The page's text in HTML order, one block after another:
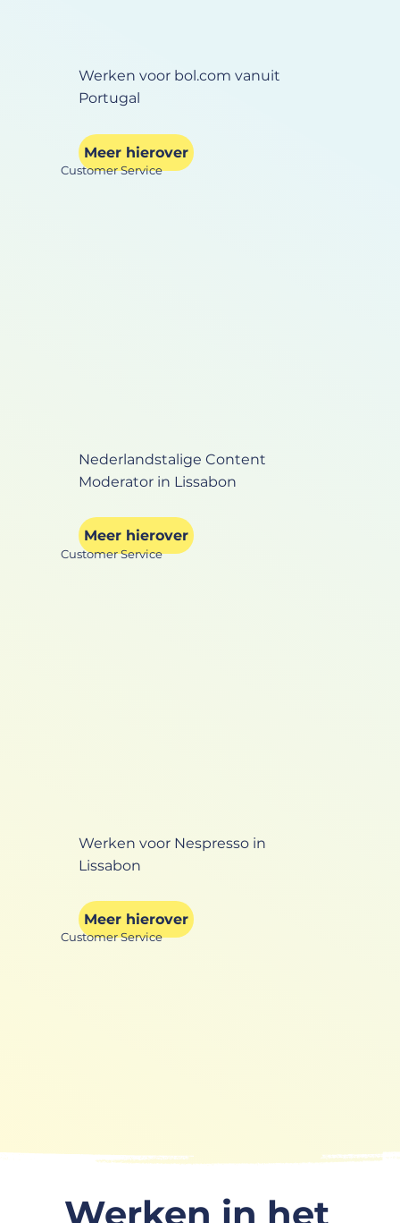
Werken voor bol.com vanuit
Portugal
Meer hierover
Customer Service
Nederlandstalige Content
Moderator in Lissabon
Meer hierover
Customer Service
Werken voor Nespresso in
Lissabon
Meer hierover
Customer Service
Werken in het